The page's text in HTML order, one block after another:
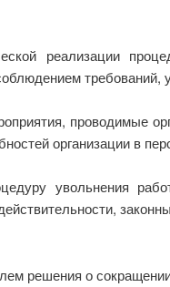
реализации
требований,
проводимые
организации в
увольнения
решения о